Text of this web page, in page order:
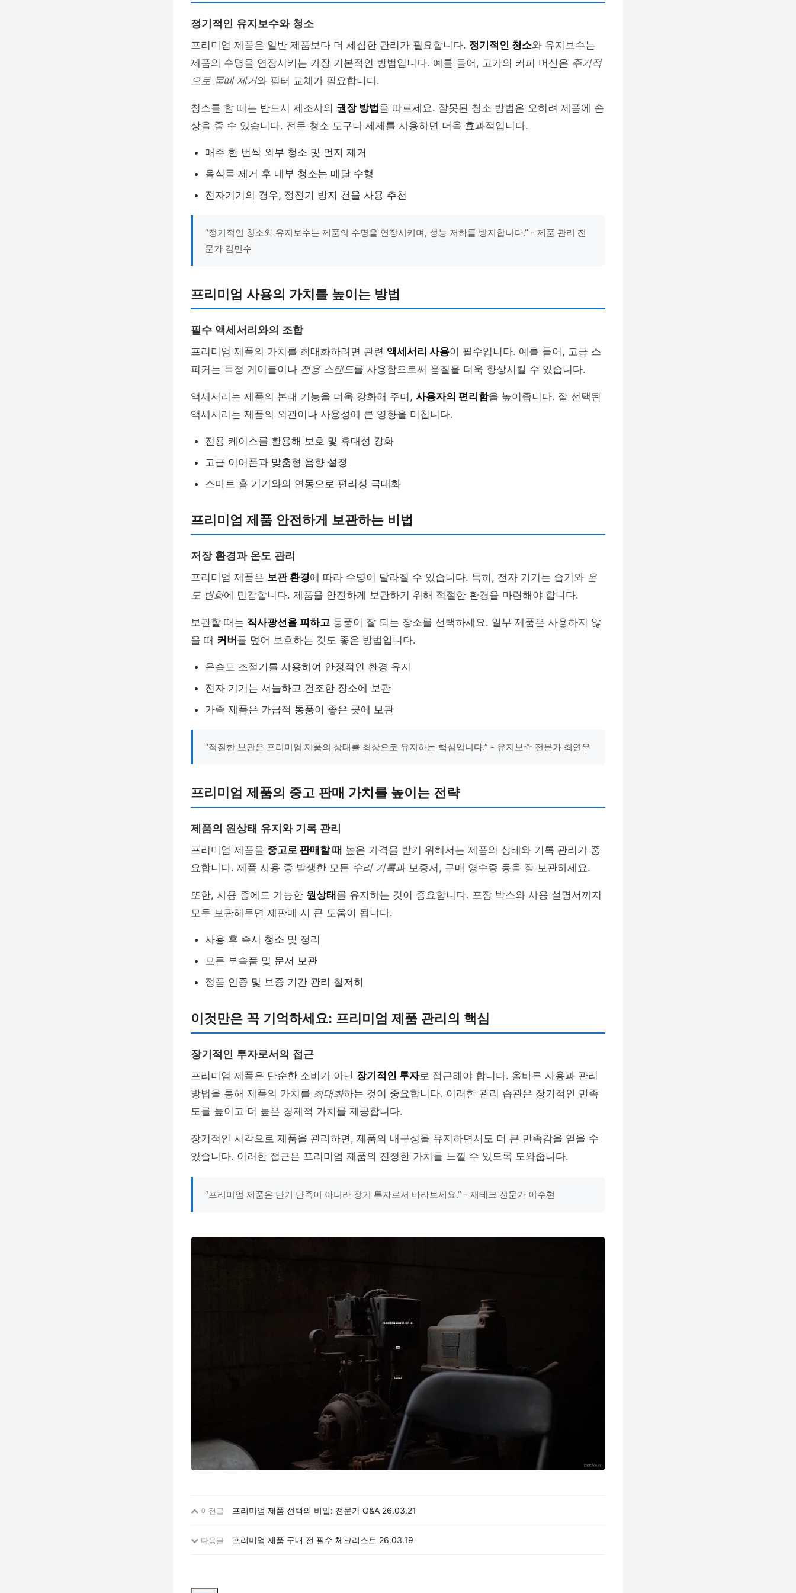
정기적인 유지보수와 청소
프리미엄 제품은 일반 제품보다 더 세심한 관리가 필요합니다. 정기적인 청소와 유지보수는
제품의 수명을 연장시키는 가장 기본적인 방법입니다. 예를 들어, 고가의 커피 머신은 주기적
으로 물때 제거와 필터 교체가 필요합니다.
청소를 할 때는 반드시 제조사의 권장 방법 을 따르세요. 잘못된 청소 방법은 오히려 제품에 손
상을 줄 수 있습니다. 전문 청소 도구나 세제를 사용하면 더욱 효과적입니다.
매주 한 번씩 외부 청소 및 먼지 제거
음식물 제거 후 내부 청소는 매달 수행
전자기기의 경우, 정전기 방지 천을 사용 추천
“정기적인 청소와 유지보수는 제품의 수명을 연장시키며, 성능 저하를 방지합니다.” - 제품 관리 전
문가 김민수
프리미엄 사용의 가치를 높이는 방법
필수 액세서리와의 조합
프리미엄 제품의 가치를 최대화하려면 관련 액세서리 사용이 필수입니다. 예를 들어, 고급 스
피커는 특정 케이블이나 전용 스탠드를 사용함으로써 음질을 더욱 향상시킬 수 있습니다.
액세서리는 제품의 본래 기능을 더욱 강화해 주며, 사용자의 편리함을 높여줍니다. 잘 선택된
액세서리는 제품의 외관이나 사용성에 큰 영향을 미칩니다.
전용 케이스를 활용해 보호 및 휴대성 강화
고급 이어폰과 맞춤형 음향 설정
스마트 홈 기기와의 연동으로 편리성 극대화
프리미엄 제품 안전하게 보관하는 비법
저장 환경과 온도 관리
프리미엄 제품은 보관 환경에 따라 수명이 달라질 수 있습니다. 특히, 전자 기기는 습기와 온
도 변화에 민감합니다. 제품을 안전하게 보관하기 위해 적절한 환경을 마련해야 합니다.
보관할 때는 직사광선을 피하고 통풍이 잘 되는 장소를 선택하세요. 일부 제품은 사용하지 않
을 때 커버 를 덮어 보호하는 것도 좋은 방법입니다.
온습도 조절기를 사용하여 안정적인 환경 유지
전자 기기는 서늘하고 건조한 장소에 보관
가죽 제품은 가급적 통풍이 좋은 곳에 보관
“적절한 보관은 프리미엄 제품의 상태를 최상으로 유지하는 핵심입니다.” - 유지보수 전문가 최연우
프리미엄 제품의 중고 판매 가치를 높이는 전략
제품의 원상태 유지와 기록 관리
프리미엄 제품을 중고로 판매할 때 높은 가격을 받기 위해서는 제품의 상태와 기록 관리가 중
요합니다. 제품 사용 중 발생한 모든 수리 기록과 보증서, 구매 영수증 등을 잘 보관하세요.
또한, 사용 중에도 가능한 원상태 를 유지하는 것이 중요합니다. 포장 박스와 사용 설명서까지
모두 보관해두면 재판매 시 큰 도움이 됩니다.
사용 후 즉시 청소 및 정리
모든 부속품 및 문서 보관
정품 인증 및 보증 기간 관리 철저히
이것만은 꼭 기억하세요: 프리미엄 제품 관리의 핵심
장기적인 투자로서의 접근
프리미엄 제품은 단순한 소비가 아닌 장기적인 투자로 접근해야 합니다. 올바른 사용과 관리
방법을 통해 제품의 가치를 최대화하는 것이 중요합니다. 이러한 관리 습관은 장기적인 만족
도를 높이고 더 높은 경제적 가치를 제공합니다.
장기적인 시각으로 제품을 관리하면, 제품의 내구성을 유지하면서도 더 큰 만족감을 얻을 수
있습니다. 이러한 접근은 프리미엄 제품의 진정한 가치를 느낄 수 있도록 도와줍니다.
“프리미엄 제품은 단기 만족이 아니라 장기 투자로서 바라보세요.” - 재테크 전문가 이수현
이전글 프리미엄 제품 선택의 비밀: 전문가 Q&A 26.03.21
다음글 프리미엄 제품 구매 전 필수 체크리스트 26.03.19